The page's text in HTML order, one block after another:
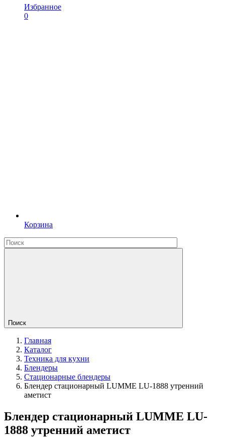
Избранное
0
Корзина
Поиск
Главная
Каталог
Техника для кухни
Блендеры
Стационарные блендеры
Блендер стационарный LUMME LU-1888 утренний
аметист
Блендер стационарный LUMME LU-
1888 утренний аметист